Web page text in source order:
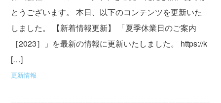
とうございます。 本日、以下のコンテンツを更新いた
しました。 【新着情報更新】 「夏季休業日のご案内
［2023］」を最新の情報に更新いたしました。 https://k
[…]
更新情報